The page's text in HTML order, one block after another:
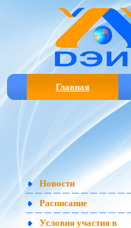
Главная
Новости
Расписание
Условия участия в